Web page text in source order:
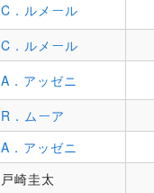
C．ルメール
C．ルメール
A．アッゼニ
R．ムーア
A．アッゼニ
戸崎圭太